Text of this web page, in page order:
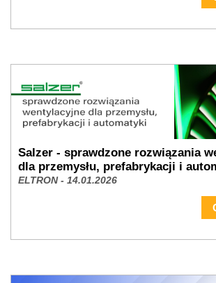
Salzer - sprawdzone rozwiązania
dla przemysłu, prefabrykacji i
ELTRON - 14.01.2026